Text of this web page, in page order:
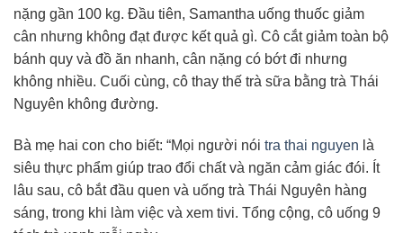
nặng gần 100 kg. Đầu tiên, Samantha uống thuốc giảm
cân nhưng không đạt được kết quả gì. Cô cắt giảm toàn bộ
bánh quy và đồ ăn nhanh, cân nặng có bớt đi nhưng
không nhiều. Cuối cùng, cô thay thế trà sữa bằng trà Thái
Nguyên không đường.
Bà mẹ hai con cho biết: “Mọi người nói tra thai nguyen là
siêu thực phẩm giúp trao đổi chất và ngăn cảm giác đói. Ít
lâu sau, cô bắt đầu quen và uống trà Thái Nguyên hàng
sáng, trong khi làm việc và xem tivi. Tổng cộng, cô uống 9